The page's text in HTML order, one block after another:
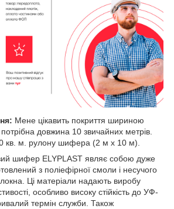
Мене цікавить покриття шириною
довжина 10 звичайних метрів.
кв. м. рулону шифера (2 м х 10 м).
шифер ELYPLAST являє собою дуже
з поліефірної смоли і несучого
Ці матеріали надають виробу
особливо високу стійкість до УФ-
термін служби. Також